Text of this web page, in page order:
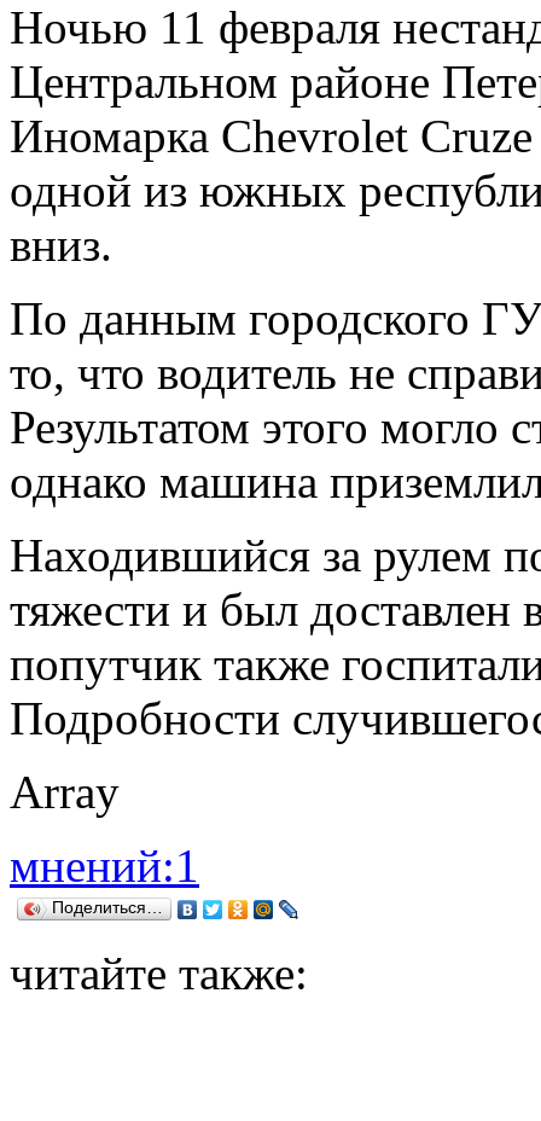
Ночью 11 февраля
Центральном районе
Иномарка Chevrolet
одной из южных
вниз.
По данным городского
то, что водитель не
Результатом этого могло
однако машина
Находившийся за рулем
тяжести и был
попутчик также
Подробности
Array
мнений:1
Поделиться…
читайте также: